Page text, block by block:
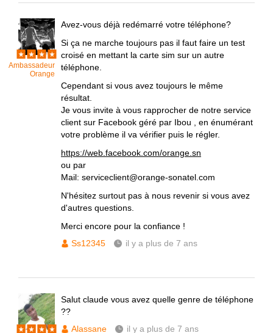
Ambassadeur
Orange
Avez-vous déjà redémarré votre téléphone?
Si ça ne marche toujours pas il faut faire un test
croisé en mettant la carte sim sur un autre
téléphone.
Cependant si vous avez toujours le même
résultat.
Je vous invite à vous rapprocher de notre service
client sur Facebook géré par Ibou , en énumérant
votre problème il va vérifier puis le régler.
https://web.facebook.com/orange.sn
ou par
Mail: serviceclient@orange-sonatel.com
N'hésitez surtout pas à nous revenir si vous avez
d'autres questions.
Merci encore pour la confiance !
Ss12345
il y a plus de 7 ans
Salut claude vous avez quelle genre de téléphone
??
Alassane
il y a plus de 7 ans